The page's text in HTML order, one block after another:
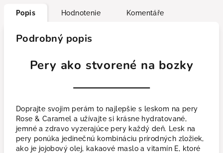
Popis Hodnotenie Komentáře
Podrobný popis
Pery ako stvorené na bozky
Doprajte svojim perám to najlepšie s leskom na pery
Rose & Caramel a užívajte si krásne hydratované,
jemné a zdravo vyzerajúce pery každý deň. Lesk na
pery ponúka jedinečnú kombináciu prírodných zložiek,
ako je jojobový olej, kakaové maslo a vitamín E, ktoré